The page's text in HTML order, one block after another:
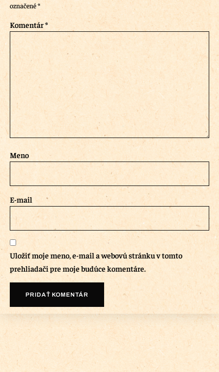
označené*
Komentár*
Meno
E-mail
Uložiť moje meno, e-mail a webovú stránku v tomto
prehliadači pre moje budúce komentáre.